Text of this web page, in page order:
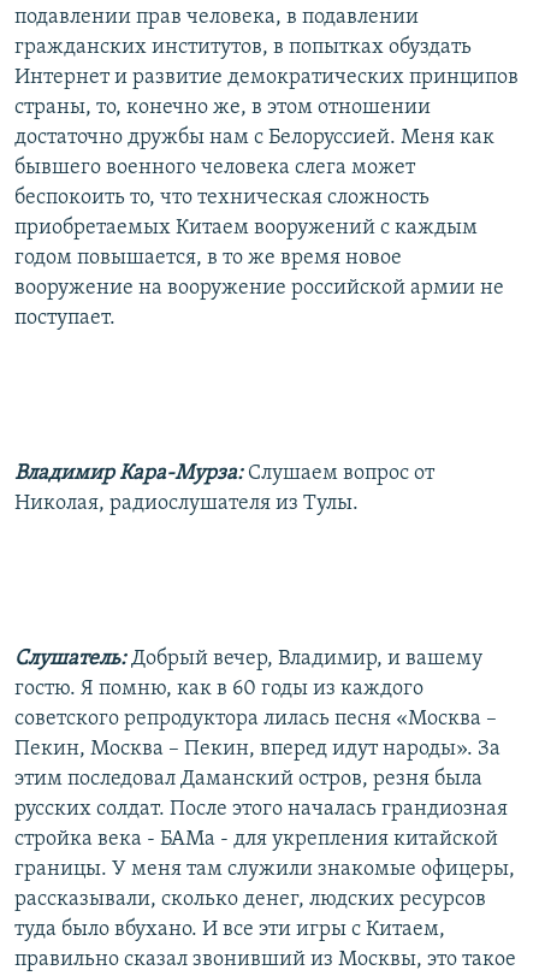
подавлении прав человека, в подавлении
гражданских институтов, в попытках обуздать
Интернет и развитие демократических принципов
страны, то, конечно же, в этом отношении
достаточно дружбы нам с Белоруссией. Меня как
бывшего военного человека слега может
беспокоить то, что техническая сложность
приобретаемых Китаем вооружений с каждым
годом повышается, в то же время новое
вооружение на вооружение российской армии не
поступает.
Владимир Кара-Мурза: Слушаем вопрос от
Николая, радиослушателя из Тулы.
Слушатель:Добрый вечер, Владимир, и вашему
гостю. Я помню, как в 60 годы из каждого
советского репродуктора лилась песня «Москва –
Пекин, Москва – Пекин, вперед идут народы». За
этим последовал Даманский остров, резня была
русских солдат. После этого началась грандиозная
стройка века - БАМа - для укрепления китайской
границы. У меня там служили знакомые офицеры,
рассказывали, сколько денег, людских ресурсов
туда было вбухано. И все эти игры с Китаем,
правильно сказал звонивший из Москвы, это такое